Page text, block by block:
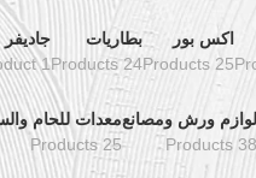
اكس بور
25 Products
بطاريات
24 Products
جاديفر
1 Product
لوازم ورش ومصانع
38 Products
معدات للحام
25 Products